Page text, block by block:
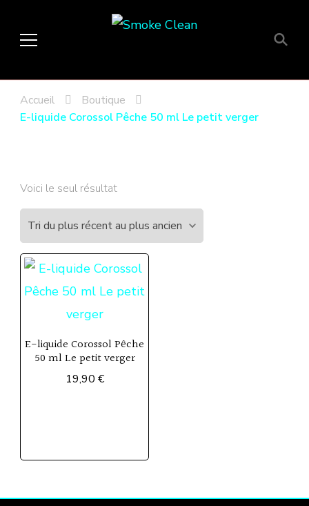
Smoke Clean
Accueil
Boutique
E-liquide Corossol Pêche 50 ml Le petit verger
Voici le seul résultat
E-liquide Corossol Pêche
50 ml Le petit verger
19,90 €